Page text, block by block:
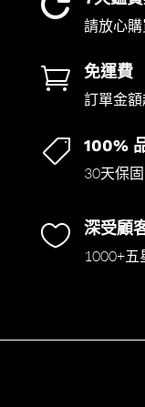
請放心購
 免運費
訂單金
 100%
30天保
 深受顧
1000+五